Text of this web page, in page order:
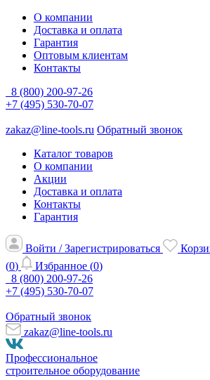
О компании
Доставка и оплата
Гарантия
Оптовым клиентам
Контакты
8 (800) 200-97-26
+7 (495) 530-70-07
zakaz@line-tools.ru Обратный звонок
Каталог товаров
О компании
Акции
Доставка и оплата
Контакты
Гарантия
Войти / Зарегистрироваться
(0) Избранное (0)
8 (800) 200-97-26
+7 (495) 530-70-07
Обратный звонок
zakaz@line-tools.ru
Профессиональное
строительное оборудование